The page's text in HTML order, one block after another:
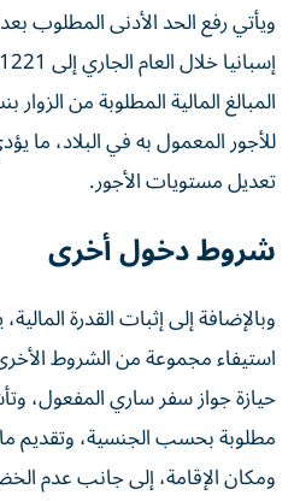
ويأتي رفع الحد الأدنى المطلوب
المبالغ المالية المطلوبة من
للأجور المعمول به في البلاد، ما
تعديل مستويات الأجور.
شروط دخول أخرى
وبالإضافة إلى إثبات القدرة
استيفاء مجموعة من الشروط
حيازة جواز سفر ساري المفعول،
مطلوبة بحسب الجنسية، وتقديم
ومكان الإقامة، إلى جانب عدم